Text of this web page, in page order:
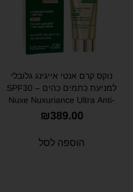
נוקס קרם אנטי אייגינג גלובלי
למניעת כתמים כהים SPF30 –
Nuxe Nuxuriance Ultra Anti-
Spot & Anti-Age Cream SPF30
₪389.00
הוספה לסל